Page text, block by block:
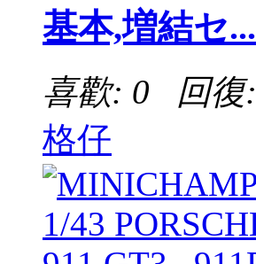
基本,増結セ...
喜歡: 0 回復:
格仔